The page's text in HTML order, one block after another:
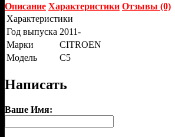
Описание Характеристики Отзывы (0)
Характеристики
Год выпуска 2011-
Марки
CITROEN
Модель
C5
Написать
Ваше Имя: